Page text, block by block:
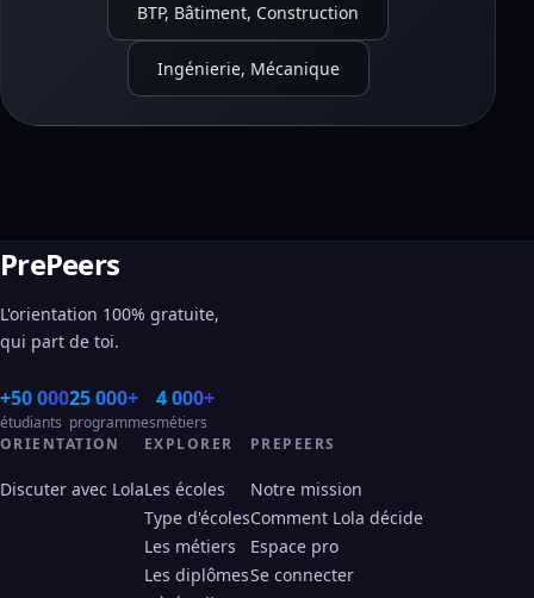
BTP, Bâtiment, Construction
Ingénierie, Mécanique
PrePeers
L'orientation 100% gratuite,
qui part de toi.
+50 000
étudiants
25 000+
programmes
4 000+
métiers
ORIENTATION
Discuter avec Lola
EXPLORER
Les écoles
Type d'écoles
Les métiers
Les diplômes
PREPEERS
Notre mission
Comment Lola décide
Espace pro
Se connecter